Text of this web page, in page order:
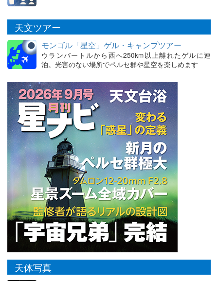
天文ツアー
モンゴル「星空」ゲル・キャンプツアー
ウランバートルから西へ250km以上離れたゲルに連
泊。光害のない場所でペルセ群や星空を楽しめます
天体写真